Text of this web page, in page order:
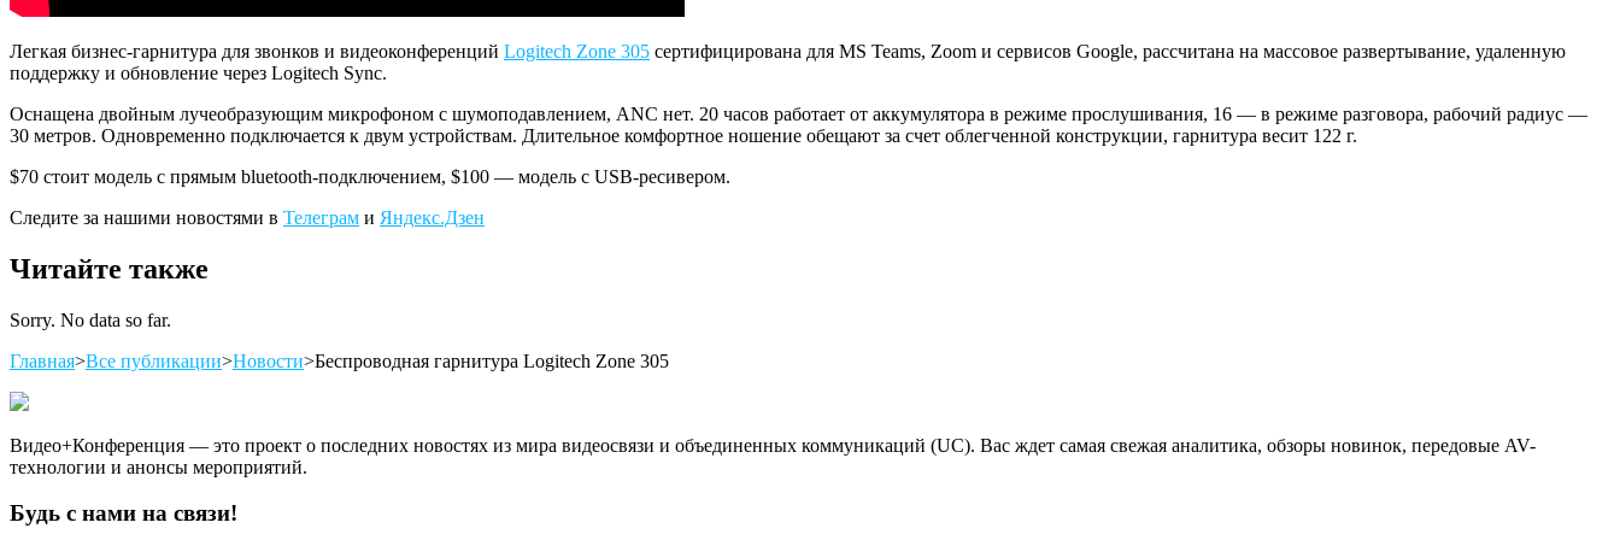
Легкая бизнес-гарнитура для звонков и видеоконференций Logitech Zone 305 сертифицирована для MS Teams, Zoom и сервисов Google, рассчитана на массовое развертывание, удаленную
поддержку и обновление через Logitech Sync.
Оснащена двойным лучеобразующим микрофоном с шумоподавлением, ANC нет. 20 часов работает от аккумулятора в режиме прослушивания, 16 — в режиме разговора, рабочий радиус —
30 метров. Одновременно подключается к двум устройствам. Длительное комфортное ношение обещают за счет облегченной конструкции, гарнитура весит 122 г.
$70 стоит модель с прямым bluetooth-подключением, $100 — модель с USB-ресивером.
Следите за нашими новостями в Телеграм и Яндекс.Дзен
Читайте также
Sorry. No data so far.
Главная>Все публикации>Новости>Беспроводная гарнитура Logitech Zone 305
Видео+Конференция — это проект о последних новостях из мира видеосвязи и объединенных коммуникаций (UC). Вас ждет самая свежая аналитика, обзоры новинок, передовые AV-
технологии и анонсы мероприятий.
Будь с нами на связи!